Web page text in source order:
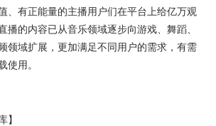
、有正能量的主播用户们在平台上给亿万观
播的内容已从音乐领域逐步向游戏、舞蹈、
领域扩展，更加满足不同用户的需求，有需
使用。
】